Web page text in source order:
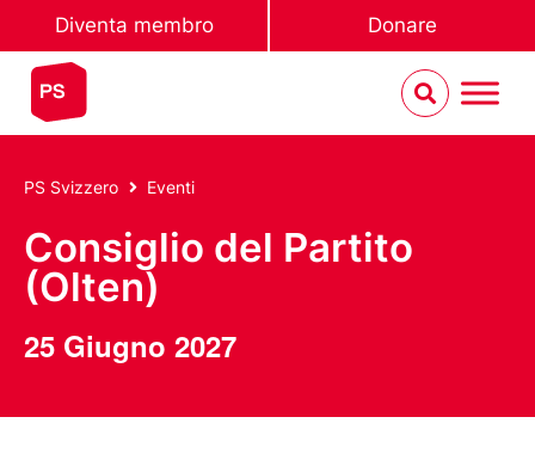
Diventa membro Donare
PS Svizzero Eventi
Consiglio del Partito
(Olten)
25 Giugno 2027